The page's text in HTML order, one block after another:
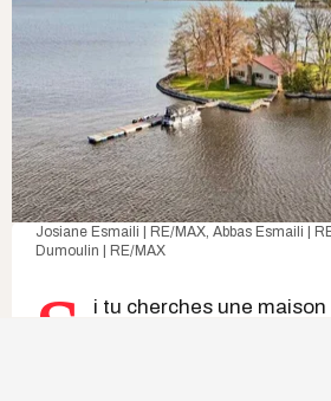
Josiane Esmaili | RE/MAX, Abbas Esmaili |
Dumoulin | RE/MAX
S i tu cherches une maison